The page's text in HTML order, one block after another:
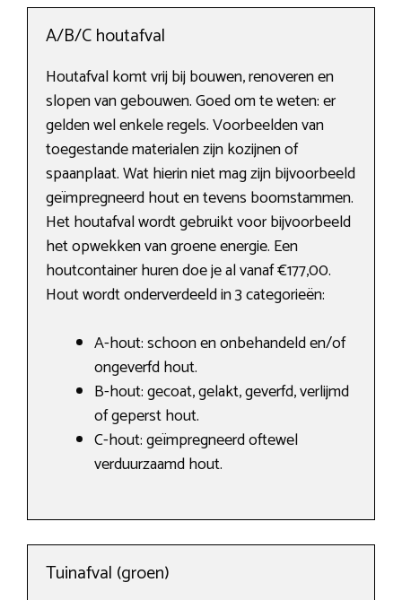
A/B/C houtafval
Houtafval komt vrij bij bouwen, renoveren en
slopen van gebouwen. Goed om te weten: er
gelden wel enkele regels. Voorbeelden van
toegestande materialen zijn kozijnen of
spaanplaat. Wat hierin niet mag zijn bijvoorbeeld
geïmpregneerd hout en tevens boomstammen.
Het houtafval wordt gebruikt voor bijvoorbeeld
het opwekken van groene energie. Een
houtcontainer huren doe je al vanaf €177,00.
Hout wordt onderverdeeld in 3 categorieën:
A-hout: schoon en onbehandeld en/of
ongeverfd hout.
B-hout: gecoat, gelakt, geverfd, verlijmd
of geperst hout.
C-hout: geïmpregneerd oftewel
verduurzaamd hout.
Tuinafval (groen)